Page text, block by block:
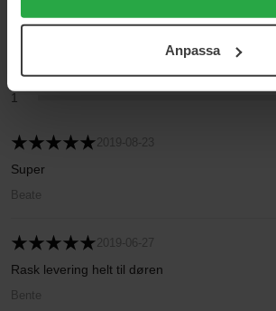
cookies. Du kan när som helst återkalla
Anpassa
1
2019-08-23
Super
Beate
2019-06-27
Rask levering helt til døren
Bente